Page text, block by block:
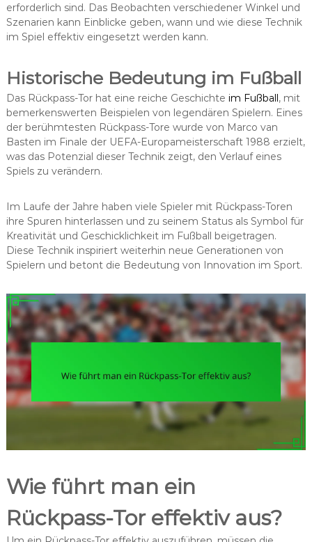
erforderlich sind. Das Beobachten verschiedener Winkel und
Szenarien kann Einblicke geben, wann und wie diese Technik
im Spiel effektiv eingesetzt werden kann.
Historische Bedeutung im Fußball
Das Rückpass-Tor hat eine reiche Geschichte im Fußball, mit
bemerkenswerten Beispielen von legendären Spielern. Eines
der berühmtesten Rückpass-Tore wurde von Marco van
Basten im Finale der UEFA-Europameisterschaft 1988 erzielt,
was das Potenzial dieser Technik zeigt, den Verlauf eines
Spiels zu verändern.
Im Laufe der Jahre haben viele Spieler mit Rückpass-Toren
ihre Spuren hinterlassen und zu seinem Status als Symbol für
Kreativität und Geschicklichkeit im Fußball beigetragen.
Diese Technik inspiriert weiterhin neue Generationen von
Spielern und betont die Bedeutung von Innovation im Sport.
Wie führt man ein
Rückpass-Tor effektiv aus?